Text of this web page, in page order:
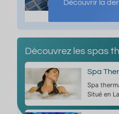
Découvrir la
Découvrez les spas
Spa
Spa
Situé en